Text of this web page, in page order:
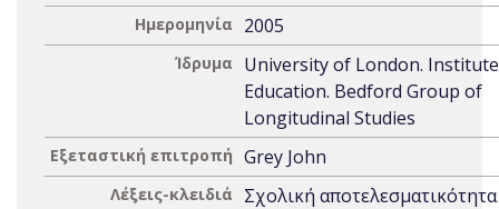
Ημερομηνία 2005
Ίδρυμα
University of London.
Education. Bedford Group of
Longitudinal Studies
Εξεταστική επιτροπή Grey John
Λέξεις-κλειδιά
Σχολική